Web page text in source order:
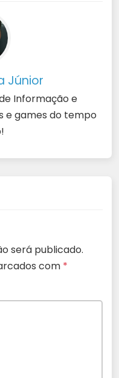
Júnior
Informação e
e games do tempo
será publicado.
com *